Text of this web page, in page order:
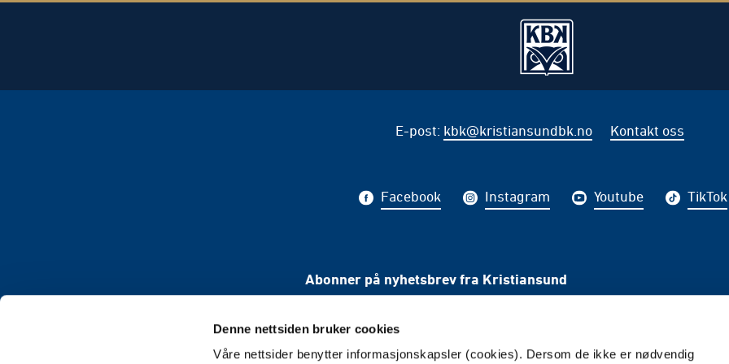
Denne nettsiden bruker cookies
Våre nettsider benytter informasjonskapsler (cookies). Dersom de ikke er nødvendig
E-post: kbk@kristiansundbk.no Kontakt oss
Facebook Instagram Youtube TikTok
Abonner på nyhetsbrev fra Kristiansund